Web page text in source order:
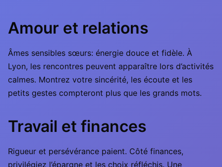
Amour et relations
Âmes sensibles sœurs: énergie douce et fidèle. À
Lyon, les rencontres peuvent apparaître lors d’activités
calmes. Montrez votre sincérité, les écoute et les
petits gestes compteront plus que les grands mots.
Travail et finances
Rigueur et persévérance paient. Côté finances,
privilégiez l’épargne et les choix réfléchis. Une